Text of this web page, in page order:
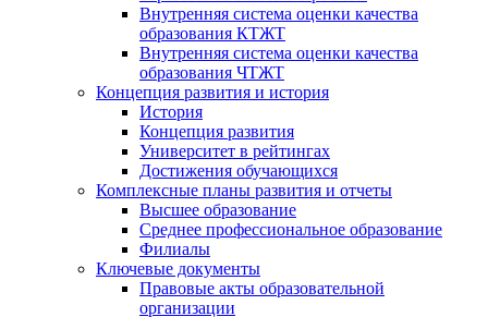
Внутренняя система оценки качества
образования КТЖТ
Внутренняя система оценки качества
образования ЧТЖТ
Концепция развития и история
История
Концепция развития
Университет в рейтингах
Достижения обучающихся
Комплексные планы развития и отчеты
Высшее образование
Среднее профессиональное образование
Филиалы
Ключевые документы
Правовые акты образовательной
организации